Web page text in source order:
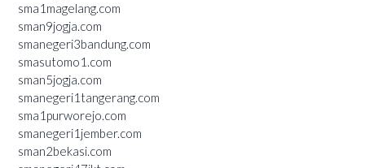
sma1magelang.com
sman9jogja.com
smanegeri3bandung.com
smasutomo1.com
sman5jogja.com
smanegeri1tangerang.com
sma1purworejo.com
smanegeri1jember.com
sman2bekasi.com